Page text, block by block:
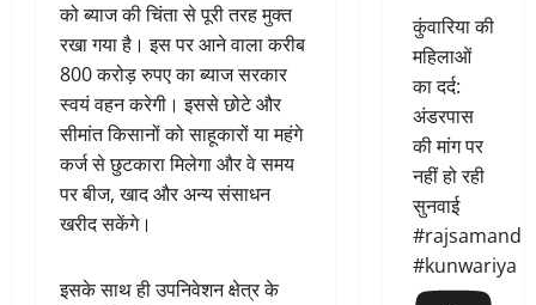
को ब्याज की चिंता से पूरी तरह मुक्त
रखा गया है। इस पर आने वाला करीब
800 करोड़ रुपए का ब्याज सरकार
स्वयं वहन करेगी। इससे छोटे और
सीमांत किसानों को साहूकारों या महंगे
कर्ज से छुटकारा मिलेगा और वे समय
पर बीज, खाद और अन्य संसाधन
खरीद सकेंगे।
इसके साथ ही उपनिवेशन क्षेत्र के
कुंवारिया की
महिलाओं
का दर्द:
अंडरपास
की मांग पर
नहीं हो रही
सुनवाई
#rajsamand
#kunwariya